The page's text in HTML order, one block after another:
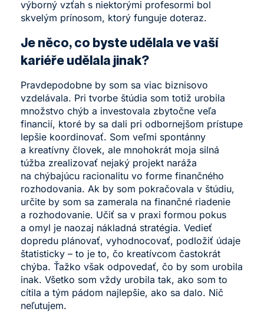
výborný vzťah s niektorými profesormi bol
skvelým prínosom, ktorý funguje doteraz.
Je něco, co byste udělala ve vaší
kariéře udělala jinak?
Pravdepodobne by som sa viac biznisovo
vzdelávala. Pri tvorbe štúdia som totiž urobila
množstvo chýb a investovala zbytočne veľa
financií, ktoré by sa dali pri odbornejšom prístupe
lepšie koordinovať. Som veľmi spontánny
a kreatívny človek, ale mnohokrát moja silná
túžba zrealizovať nejaký projekt naráža
na chýbajúcu racionalitu vo forme finančného
rozhodovania. Ak by som pokračovala v štúdiu,
určite by som sa zamerala na finančné riadenie
a rozhodovanie. Učiť sa v praxi formou pokus
a omyl je naozaj nákladná stratégia. Vedieť
dopredu plánovať, vyhodnocovať, podložiť údaje
štatisticky – to je to, čo kreatívcom častokrát
chýba. Ťažko však odpovedať, čo by som urobila
inak. Všetko som vždy urobila tak, ako som to
cítila a tým pádom najlepšie, ako sa dalo. Nič
neľutujem.